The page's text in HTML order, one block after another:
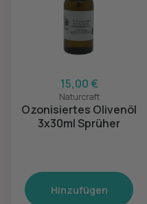
15,00 €
Naturcraft
Ozonisiertes Olivenöl
3x30ml Sprüher
Hinzufügen